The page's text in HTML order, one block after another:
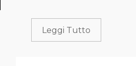
Leggi Tutto